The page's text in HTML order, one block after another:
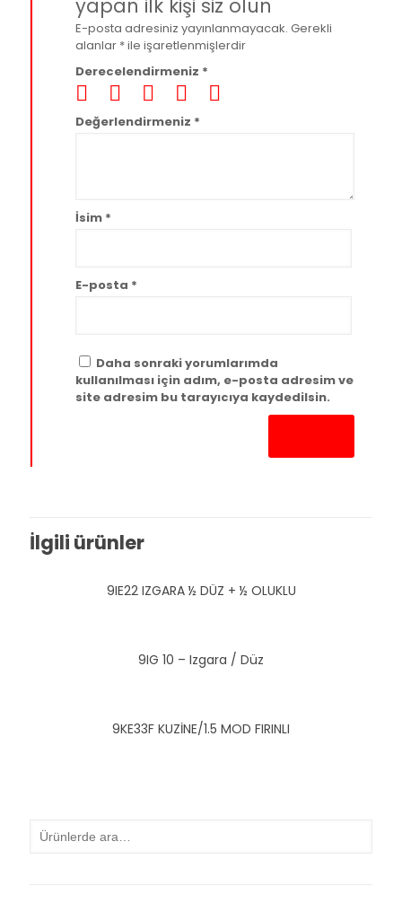
yapan ilk kişi siz olun
E-posta adresiniz yayınlanmayacak. Gerekli
alanlar *ile işaretlenmişlerdir
Derecelendirmeniz *
Değerlendirmeniz *
İsim *
E-posta *
Daha sonraki yorumlarımda
kullanılması için adım, e-posta adresim ve
site adresim bu tarayıcıya kaydedilsin.
İlgili ürünler
9IE22 IZGARA ½ DÜZ + ½ OLUKLU
9IG 10 – Izgara / Düz
9KE33F KUZİNE/1.5 MOD FIRINLI